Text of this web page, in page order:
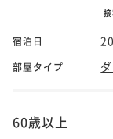
宿泊日
部屋タイプ
60歳以上